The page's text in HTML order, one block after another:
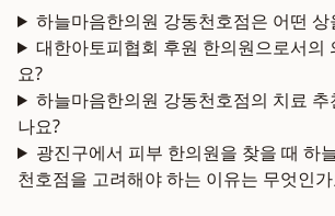
하늘마음한의원 강동천호점은 어떤 상
대한아토피협회 후원 한의원으로서의
요?
하늘마음한의원 강동천호점의 치료 추
나요?
광진구에서 피부 한의원을 찾을 때 하
천호점을 고려해야 하는 이유는 무엇인